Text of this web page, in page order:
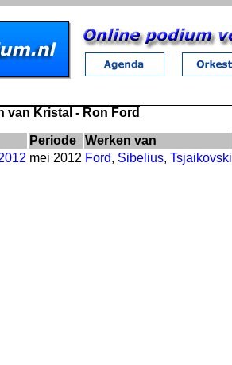
van Kristal - Ron Ford
Periode Werken van
mei 2012 Ford, Sibelius, Tsjaikovski